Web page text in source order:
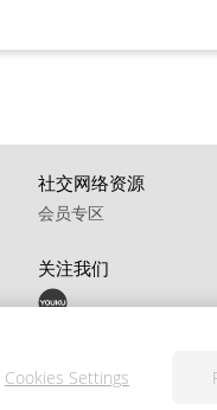
社交网络资源
会员专区
关注我们
Cookies Settings